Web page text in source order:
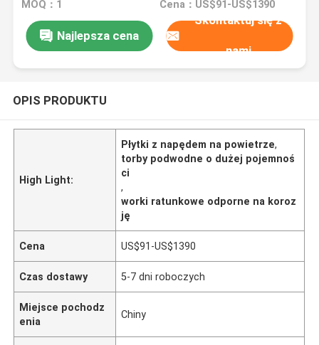
MOQ：1 Cena：US$91-US$1390
Najlepsza cena
Skontaktuj się z
nami
OPIS PRODUKTU
High Light:
Płytki z napędem na powietrze,
torby podwodne o dużej pojemnoś
ci
,
worki ratunkowe odporne na koroz
ję
Cena US$91-US$1390
Czas dostawy 5-7 dni roboczych
Miejsce pochodz
enia
Chiny